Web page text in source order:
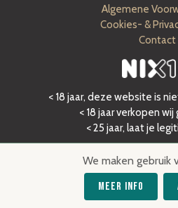
Algemene
Cookies- &
Contact
< 18 jaar, deze website is
< 18 jaar verkopen
< 25 jaar, laat je
©2020 Dé
We maken gebruik
Meer Info